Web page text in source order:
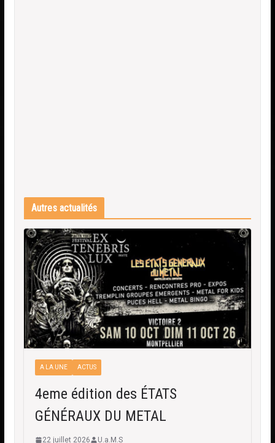
Autres actualités
A LA UNE ACTUS
4eme édition des ÉTATS
GÉNÉRAUX DU METAL
22 juillet 2026 U.a.M.S